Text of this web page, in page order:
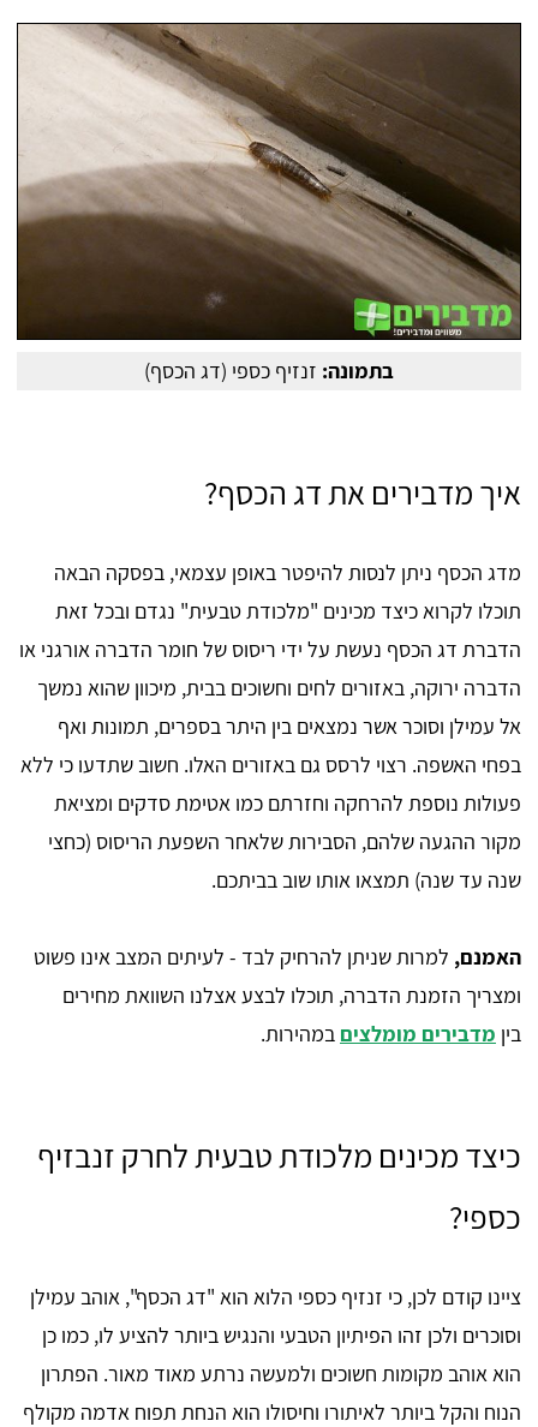
בתמונה: זנזיף כספי (דג הכסף)
איך מדבירים את דג הכסף?
מדג הכסף ניתן לנסות להיפטר באופן עצמאי, בפסקה הבאה
תוכלו לקרוא כיצד מכינים "מלכודת טבעית" נגדם ובכל זאת
הדברת דג הכסף נעשת על ידי ריסוס של חומר הדברה אורגני או
הדברה ירוקה, באזורים לחים וחשוכים בבית, מיכוון שהוא נמשך
אל עמילן וסוכר אשר נמצאים בין היתר בספרים, תמונות ואף
בפחי האשפה. רצוי לרסס גם באזורים האלו. חשוב שתדעו כי ללא
פעולות נוספת להרחקה וחזרתם כמו אטימת סדקים ומציאת
מקור ההגעה שלהם, הסבירות שלאחר השפעת הריסוס (כחצי
שנה עד שנה) תמצאו אותו שוב בביתכם.
האמנם, למרות שניתן להרחיק לבד - לעיתים המצב אינו פשוט
ומצריך הזמנת הדברה, תוכלו לבצע אצלנו השוואת מחירים
בין מדבירים מומלצים במהירות.
כיצד מכינים מלכודת טבעית לחרק זנבזיף
כספי?
ציינו קודם לכן, כי זנזיף כספי הלוא הוא "דג הכסף", אוהב עמילן
וסוכרים ולכן זהו הפיתיון הטבעי והנגיש ביותר להציע לו, כמו כן
הוא אוהב מקומות חשוכים ולמעשה נרתע מאוד מאור. הפתרון
הנוח והקל ביותר לאיתורו וחיסולו הוא הנחת תפוח אדמה מקולף